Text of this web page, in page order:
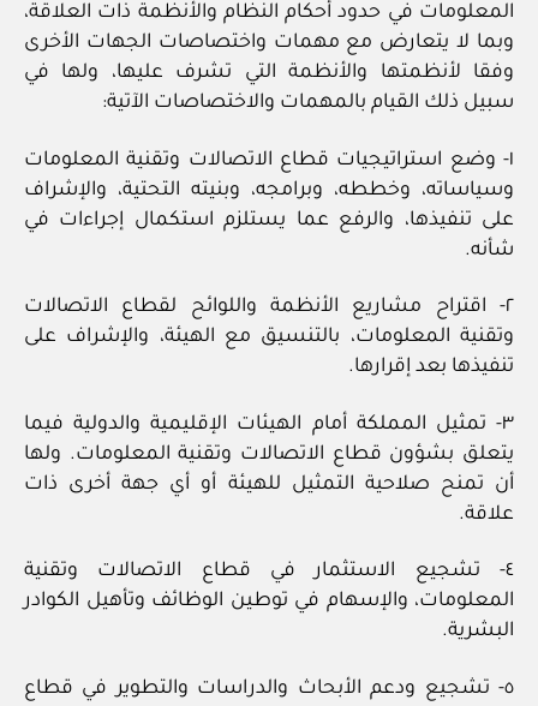
المعلومات في حدود أحكام النظام والأنظمة ذات العلاقة،
وبما لا يتعارض مع مهمات واختصاصات الجهات الأخرى
وفقا لأنظمتها والأنظمة التي تشرف عليها، ولها في
سبيل ذلك القيام بالمهمات والاختصاصات الآتية:
١- وضع استراتيجيات قطاع الاتصالات وتقنية المعلومات
وسياساته، وخططه، وبرامجه، وبنيته التحتية، والإشراف
على تنفيذها، والرفع عما يستلزم استكمال إجراءات في
شأنه.
٢- اقتراح مشاريع الأنظمة واللوائح لقطاع الاتصالات
وتقنية المعلومات، بالتنسيق مع الهيئة، والإشراف على
تنفيذها بعد إقرارها.
٣- تمثيل المملكة أمام الهيئات الإقليمية والدولية فيما
يتعلق بشؤون قطاع الاتصالات وتقنية المعلومات. ولها
أن تمنح صلاحية التمثيل للهيئة أو أي جهة أخرى ذات
علاقة.
٤- تشجيع الاستثمار في قطاع الاتصالات وتقنية
المعلومات، والإسهام في توطين الوظائف وتأهيل الكوادر
البشرية.
٥- تشجيع ودعم الأبحاث والدراسات والتطوير في قطاع